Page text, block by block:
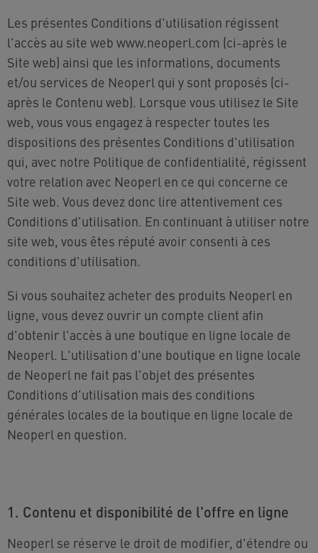
Les présentes Conditions d'utilisation régissent
l'accès au site web www.neoperl.com (ci-après le
Site web) ainsi que les informations, documents
et/ou services de Neoperl qui y sont proposés (ci-
après le Contenu web). Lorsque vous utilisez le Site
web, vous vous engagez à respecter toutes les
dispositions des présentes Conditions d'utilisation
qui, avec notre Politique de confidentialité, régissent
votre relation avec Neoperl en ce qui concerne ce
Site web. Vous devez donc lire attentivement ces
Conditions d'utilisation. En continuant à utiliser notre
site web, vous êtes réputé avoir consenti à ces
conditions d'utilisation.
Si vous souhaitez acheter des produits Neoperl en
ligne, vous devez ouvrir un compte client afin
d'obtenir l'accès à une boutique en ligne locale de
Neoperl. L'utilisation d'une boutique en ligne locale
de Neoperl ne fait pas l'objet des présentes
Conditions d'utilisation mais des conditions
générales locales de la boutique en ligne locale de
Neoperl en question.
1. Contenu et disponibilité de l'offre en ligne
Neoperl se réserve le droit de modifier, d'étendre ou